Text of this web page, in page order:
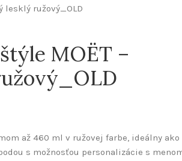
lesklý ružový_OLD
MOËT –
až 460 ml v ružovej farbe, ideálny ako
s možnosťou personalizácie s